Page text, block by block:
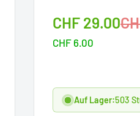
Sonderpreis
CHF 29.00
CHF 6.00
Auf Lager:503